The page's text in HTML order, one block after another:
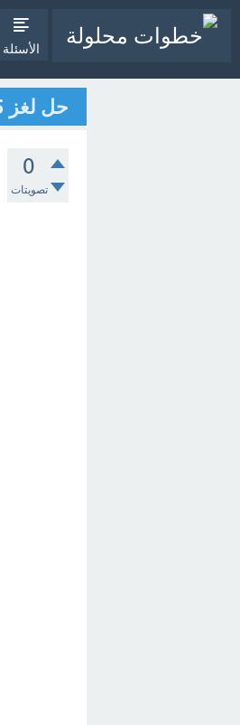
الأسئلة
حل لغز 15 يناير 2020 الأربعاء كلمات كراش
0
تصويتات